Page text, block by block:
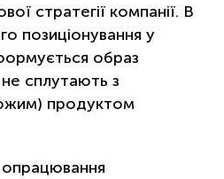
стратегії компанії. В
позиціонування у
образ
сплутають з
продуктом